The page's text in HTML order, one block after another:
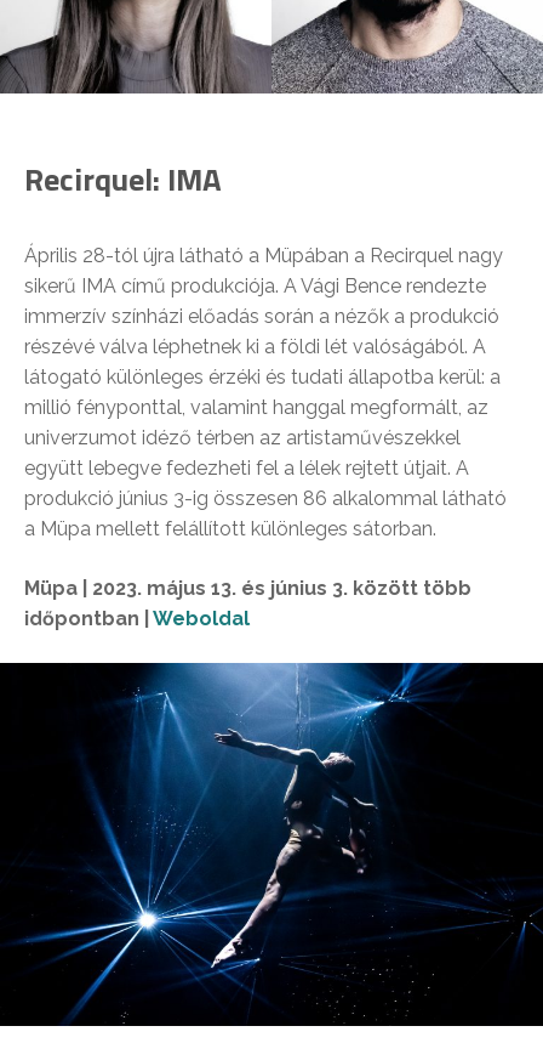
Recirquel: IMA
Április 28-tól újra látható a Müpában a Recirquel nagy
sikerű IMA című produkciója. A Vági Bence rendezte
immerzív színházi előadás során a nézők a produkció
részévé válva léphetnek ki a földi lét valóságából. A
látogató különleges érzéki és tudati állapotba kerül: a
millió fényponttal, valamint hanggal megformált, az
univerzumot idéző térben az artistaművészekkel
együtt lebegve fedezheti fel a lélek rejtett útjait. A
produkció június 3-ig összesen 86 alkalommal látható
a Müpa mellett felállított különleges sátorban.
Müpa | 2023. május 13. és június 3. között több
időpontban | Weboldal